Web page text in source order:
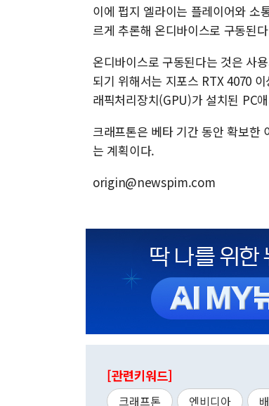
이에 펍지 엘라이는 플레이어와 소
르게 추론해 온디바이스로 구동된
온디바이스로 구동된다는 것은 사
되기 위해서는 지포스 RTX 4070
래픽처리장치(GPU)가 설치된 PC
크래프톤은 베타 기간 동안 확보한
는 계획이다.
origin@newspim.com
[관련키워드]
크래프톤 엔비디아